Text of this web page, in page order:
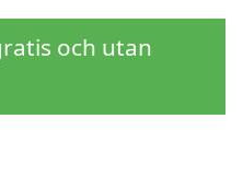
och utan